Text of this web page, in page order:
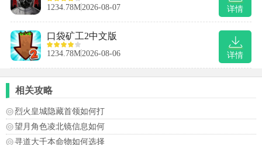
详情
1234.78M 2026-08-07
详情
口袋矿工2中文版
1234.78M 2026-08-06
相关攻略
烈火皇城隐藏首领如何打
望月角色凌北镜信息如何
寻道大千本命物如何选择